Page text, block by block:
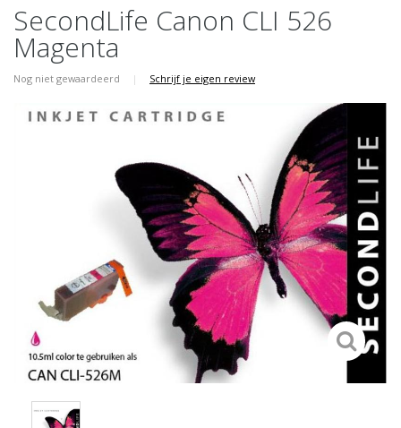
SecondLife Canon CLI 526
Magenta
Nog niet gewaardeerd | Schrijf je eigen review